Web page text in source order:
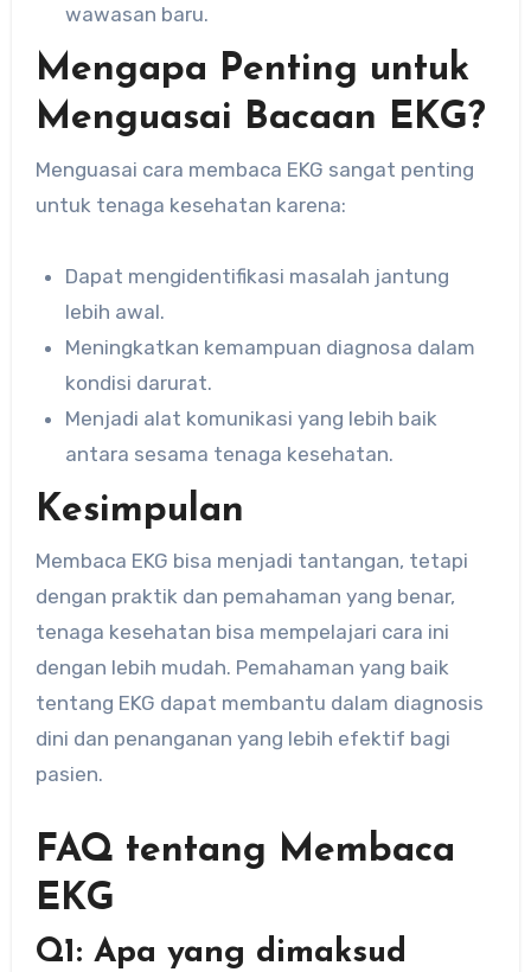
wawasan baru.
Mengapa Penting untuk
Menguasai Bacaan EKG?
Menguasai cara membaca EKG sangat penting
untuk tenaga kesehatan karena:
Dapat mengidentifikasi masalah jantung
lebih awal.
Meningkatkan kemampuan diagnosa dalam
kondisi darurat.
Menjadi alat komunikasi yang lebih baik
antara sesama tenaga kesehatan.
Kesimpulan
Membaca EKG bisa menjadi tantangan, tetapi
dengan praktik dan pemahaman yang benar,
tenaga kesehatan bisa mempelajari cara ini
dengan lebih mudah. Pemahaman yang baik
tentang EKG dapat membantu dalam diagnosis
dini dan penanganan yang lebih efektif bagi
pasien.
FAQ tentang Membaca
EKG
Q1: Apa yang dimaksud